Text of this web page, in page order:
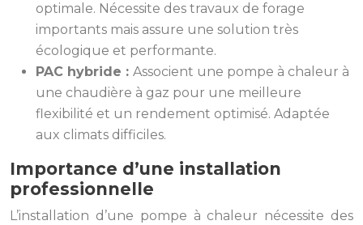
optimale. Nécessite des travaux de forage
importants mais assure une solution très
écologique et performante.
PAC hybride : Associent une pompe à chaleur à
une chaudière à gaz pour une meilleure
flexibilité et un rendement optimisé. Adaptée
aux climats difficiles.
Importance d’une installation
professionnelle
L’installation d’une pompe à chaleur nécessite des